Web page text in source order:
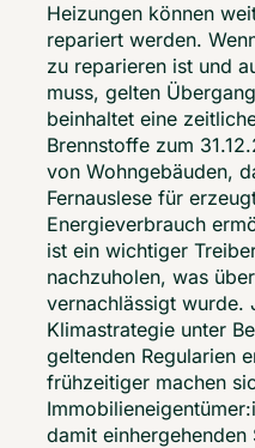
Heizungen können
repariert werden.
zu reparieren ist und
muss, gelten
beinhaltet eine
Brennstoffe zum
von Wohngebäuden,
Fernauslese für
Energieverbrauch
ist ein wichtiger
nachzuholen, was
vernachlässigt wurde.
Klimastrategie unter
geltenden Regularien
frühzeitiger machen
damit einhergehenden